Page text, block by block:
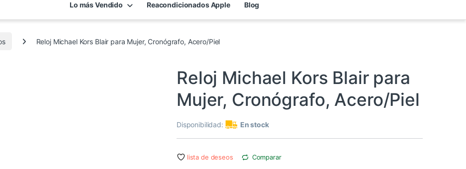
Lo más Vendido Reacondicionados Apple Blog
Reloj Michael Kors Blair para Mujer, Cronógrafo, Acero/Piel
Reloj Michael Kors Blair para
Mujer, Cronógrafo, Acero/Piel
Disponibilidad: En stock
lista de deseos Comparar